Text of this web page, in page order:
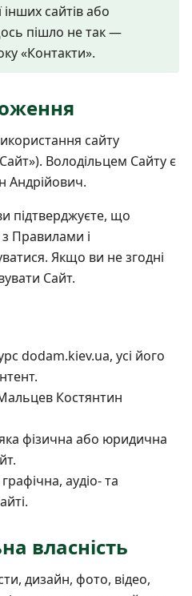
інших сайтів або
пішло не так —
«Контакти».
сайту
Володільцем Сайту є
підтверджуєте, що
Правилами і
Якщо ви не згодні
Сайт.
dodam.kiev.ua, усі його
Костянтин
фізична або юридична
аудіо- та
власність
дизайн, фото, відео,